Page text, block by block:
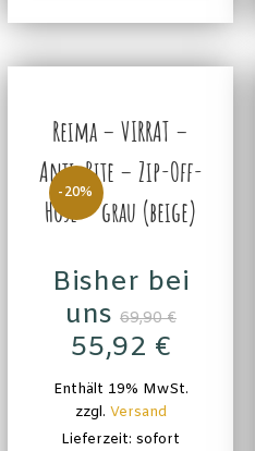
-20%
Reima – VIRRAT –
Anti-Bite – Zip-Off-
Hose – grau (beige)
Bisher bei
uns 69,90€
55,92 €
Enthält 19% MwSt.
zzgl. Versand
Lieferzeit: sofort